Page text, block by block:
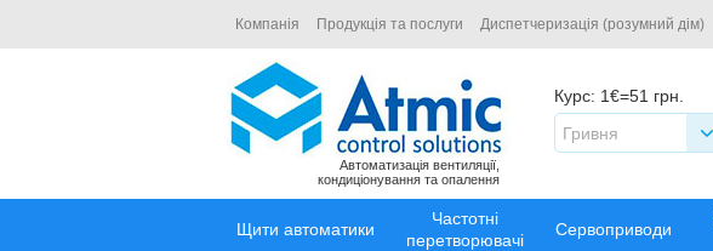
Компанія Продукція та послуги Диспетчеризація (розумний дім)
Автоматизація вентиляції,
кондиціонування та опалення
Курс: 1€=51 грн.
Гривня
Щити автоматики
Частотні
перетворювачі
Сервоприводи